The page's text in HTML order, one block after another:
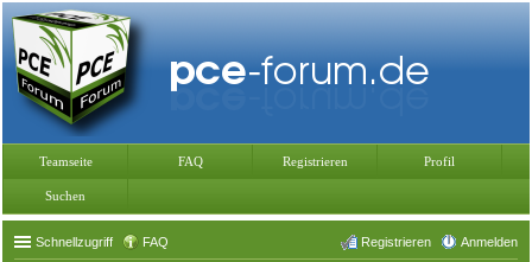
Teamseite FAQ Registrieren Profil
Suchen
Schnellzugriff FAQ Anmelden
Registrieren